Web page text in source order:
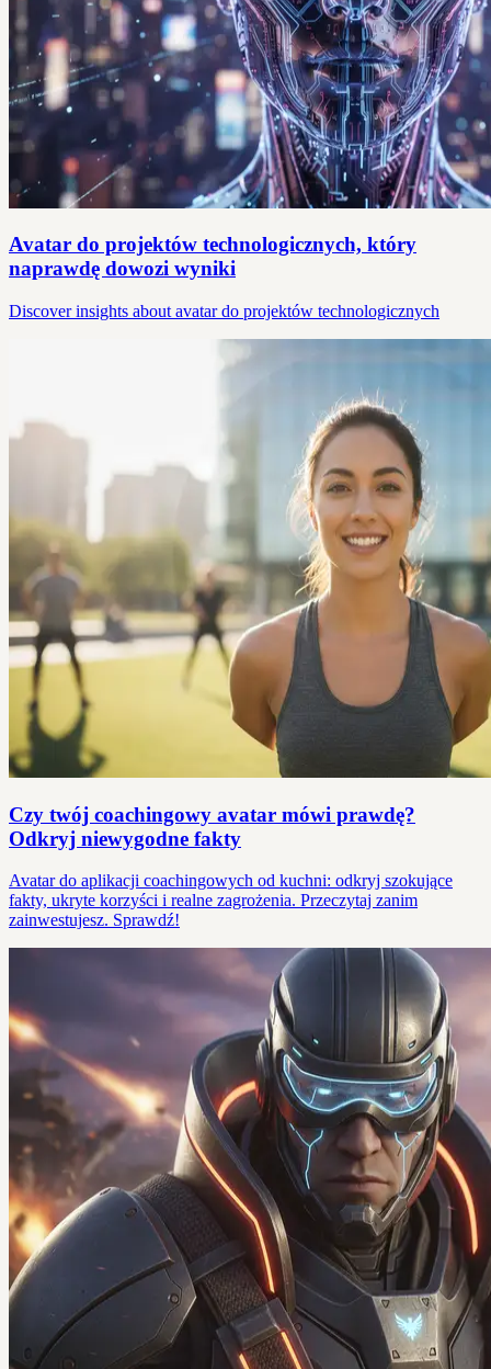
Avatar do projektów technologicznych, który
naprawdę dowozi wyniki
Discover insights about avatar do projektów technologicznych
Czy twój coachingowy avatar mówi prawdę?
Odkryj niewygodne fakty
Avatar do aplikacji coachingowych od kuchni: odkryj szokujące
fakty, ukryte korzyści i realne zagrożenia. Przeczytaj zanim
zainwestujesz. Sprawdź!